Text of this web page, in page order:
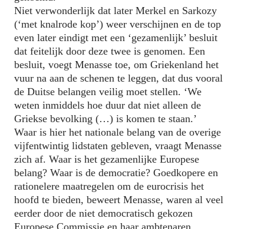
Niet verwonderlijk dat later Merkel en Sarkozy
(‘met knalrode kop’) weer verschijnen en de top
even later eindigt met een ‘gezamenlijk’ besluit
dat feitelijk door deze twee is genomen. Een
besluit, voegt Menasse toe, om Griekenland het
vuur na aan de schenen te leggen, dat dus vooral
de Duitse belangen veilig moet stellen. ‘We
weten inmiddels hoe duur dat niet alleen de
Griekse bevolking (…) is komen te staan.’
Waar is hier het nationale belang van de overige
vijfentwintig lidstaten gebleven, vraagt Menasse
zich af. Waar is het gezamenlijke Europese
belang? Waar is de democratie? Goedkopere en
rationelere maatregelen om de eurocrisis het
hoofd te bieden, beweert Menasse, waren al veel
eerder door de niet democratisch gekozen
Europese Commissie en haar ambtenaren